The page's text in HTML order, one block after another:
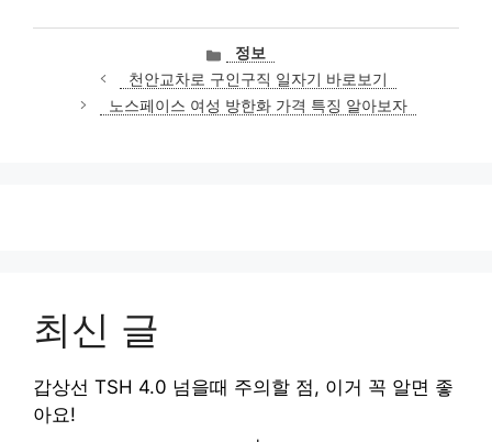
카
테
고
리
정보
천안교차로 구인구직 일자기 바로보기
노스페이스 여성 방한화 가격 특징 알아보자
최신 글
갑상선 TSH 4.0 넘을때 주의할 점, 이거 꼭 알면 좋
아요!